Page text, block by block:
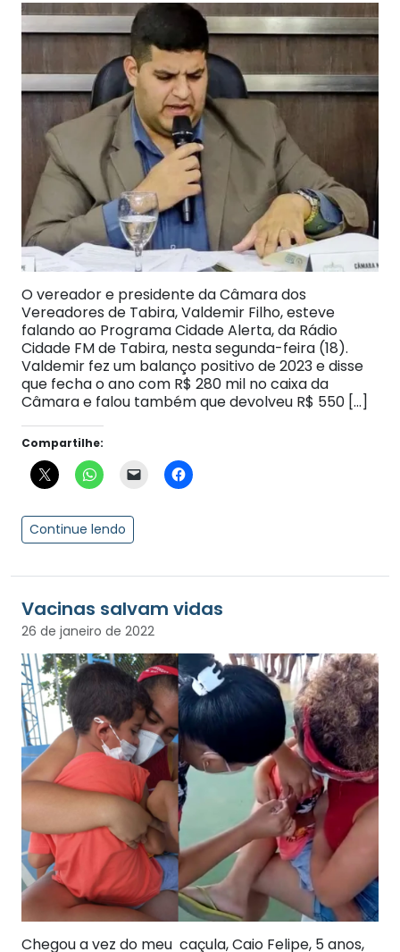
O vereador e presidente da Câmara dos
Vereadores de Tabira, Valdemir Filho, esteve
falando ao Programa Cidade Alerta, da Rádio
Cidade FM de Tabira, nesta segunda-feira (18).
Valdemir fez um balanço positivo de 2023 e disse
que fecha o ano com R$ 280 mil no caixa da
Câmara e falou também que devolveu R$ 550 […]
Compartilhe:
Continue lendo
Vacinas salvam vidas
26 de janeiro de 2022
Chegou a vez do meu caçula, Caio Felipe, 5 anos,